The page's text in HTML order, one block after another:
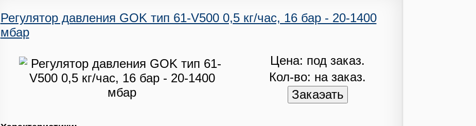
Регулятор давления GOK тип 61-V500 0,5 кг/час, 16 бар - 20-1400
мбар
Цена: под заказ.
Кол-во: на заказ.